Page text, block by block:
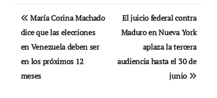
Navegación
de
entradas
María Corina Machado
dice que las elecciones
en Venezuela deben ser
en los próximos 12
meses
El juicio federal contra
Maduro en Nueva York
aplaza la tercera
audiencia hasta el 30 de
junio